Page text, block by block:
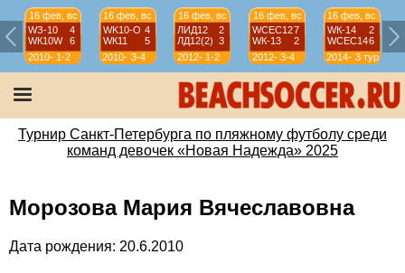
16 фев, вс
WЗ-10
4
WК10W
6
2010-
11
1-2
16 фев, вс
WK10-О 4
WК11
5
2010-
11
3-4
16 фев, вс
ЛИД12
2
ЛД12(2)
3
2012-
13
1-2
16 фев, вс
WСЕС127
WК-13
2
2012-
13
3-4
16 фев, вс
WК-14
2
WСЕС146
2014-
15
3 тур
Турнир Санкт-Петербурга по пляжному футболу среди
команд девочек «Новая Надежда» 2025
Морозова Мария Вячеславовна
Дата рождения: 20.6.2010